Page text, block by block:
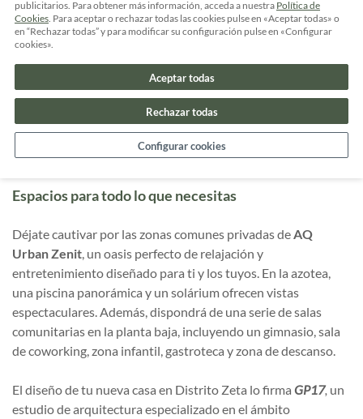
avenida José Ortega y Gasset.
otras, conectividad 5G, paneles solares, huertos urbanos y
kilómetros de carril bici se prioriza el cuidado del
medioambiente y la eficiencia energética. Desde tu nueva
casa disfrutarás de tranquilidad sin renunciar a la conexión
con el vibrante centro de la ciudad.
Espacios para todo lo que necesitas
Déjate cautivar por las zonas comunes privadas deAQ
Urban Zenit, un oasis perfecto de relajación y
entretenimiento diseñado para ti y los tuyos. En la azotea,
una piscina panorámica y un solárium ofrecen vistas
espectaculares. Además, dispondrá de una serie de salas
comunitarias en la planta baja, incluyendo un gimnasio, sala
de coworking, zona infantil, gastroteca y zona de descanso.
El diseño de tu nueva casa en Distrito Zeta lo firma GP17, un
estudio de arquitectura especializado en el ámbito
publicitarios. Para obtener más información, acceda a nuestra Política de
Cookies. Para aceptar o rechazar todas las cookies pulse en «Aceptar todas» o
en “Rechazar todas” y para modificar su configuración pulse en «Configurar
cookies».
Aceptar todas
Rechazar todas
Configurar cookies